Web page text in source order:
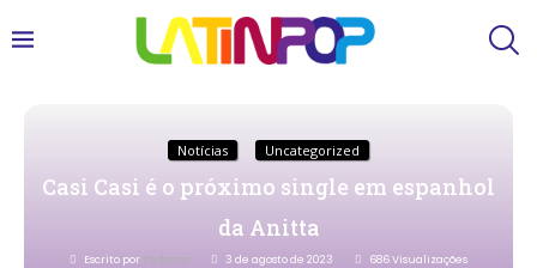
Notícias Uncategorized
Casi Casi é o próximo single em espanhol
da Anitta
Escrito por Redacao 3 de agosto de 2023 686Visualizações